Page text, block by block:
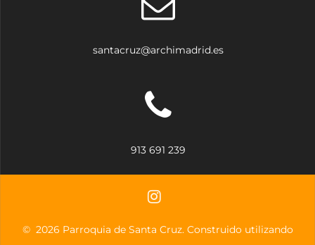
santacruz@archimadrid.es
913 691 239
© 2026 Parroquia de Santa Cruz. Construido utilizando